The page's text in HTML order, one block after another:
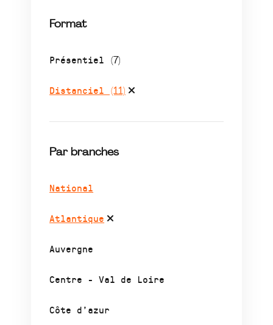
Format
Présentiel (7)
Distanciel (11)
Par branches
National
Atlantique
Auvergne
Centre - Val de Loire
Côte d’azur